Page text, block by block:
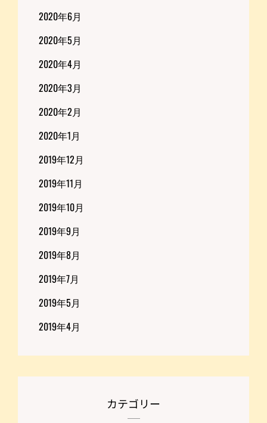
2020年6月
2020年5月
2020年4月
2020年3月
2020年2月
2020年1月
2019年12月
2019年11月
2019年10月
2019年9月
2019年8月
2019年7月
2019年5月
2019年4月
カテゴリー